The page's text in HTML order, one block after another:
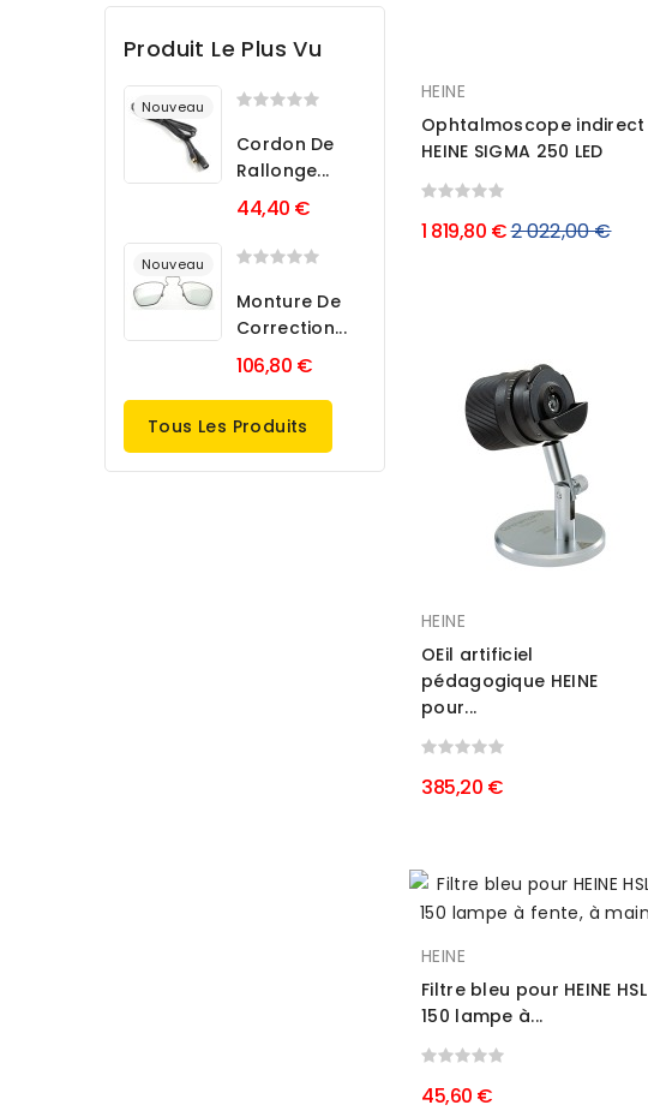
Produit Le Plus Vu
Nouveau
Cordon De
Rallonge...
44,40 €
Nouveau
Monture De
Correction...
106,80 €
Tous Les Produits
HEINE
Ophtalmoscope indirect
HEINE SIGMA 250 LED
1 819,80 €Prix
2 022,00 €
HEINE
OEil artificiel
pédagogique HEINE
pour...
385,20 €
HEINE
Filtre bleu pour HEINE HSL
150 lampe à...
45,60 €